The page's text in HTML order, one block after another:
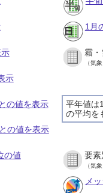
1月
霜
（気
示
平年値は
の平均を
の値を表示
の値を表示
の値 要素
（気
メ